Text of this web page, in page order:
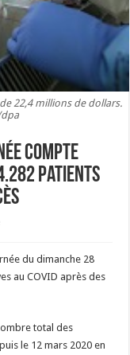
22,4 millions de dollars.
compte
patients
du dimanche 28
au COVID après des
total des
le 12 mars 2020 en